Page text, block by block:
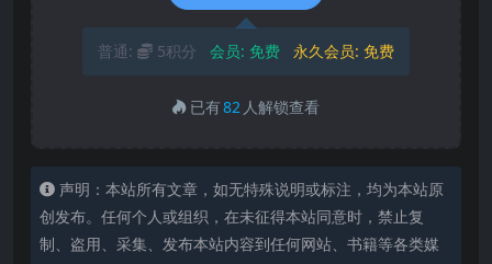
普通: 5积分 会员: 免费 永久会员: 免费
已有82 人解锁查看
声明：本站所有文章，如无特殊说明或标注，均为本站原
创发布。任何个人或组织，在未征得本站同意时，禁止复
制、盗用、采集、发布本站内容到任何网站、书籍等各类媒